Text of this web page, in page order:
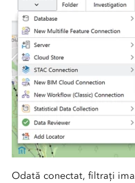
Odată conectat, filtrați